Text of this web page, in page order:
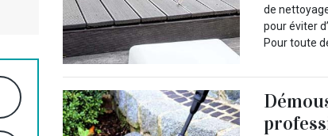
de
pour éviter
Pour toute